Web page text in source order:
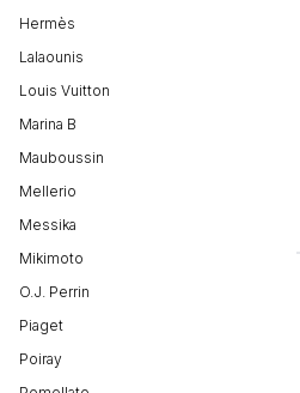
Hermès
Lalaounis
Louis Vuitton
Marina B
Mauboussin
Mellerio
Messika
Mikimoto
O.J. Perrin
Piaget
Poiray